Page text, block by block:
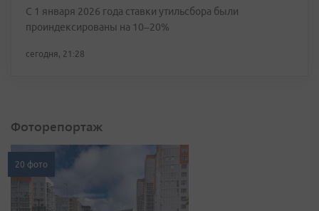
С 1 января 2026 года ставки утильсбора были
проиндексированы на 10–20%
сегодня, 21:28
Фоторепортаж
20 фото